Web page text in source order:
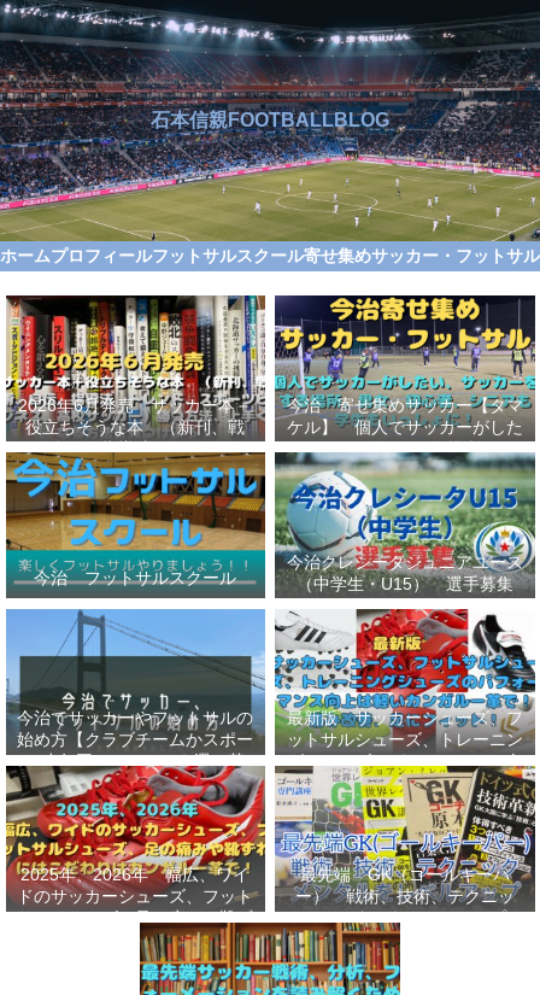
石本信親FOOTBALLBLOG
ホームプロフィールフットサルスクール寄せ集めサッカー・フット
2026年6月発売 サッカー本＋
役立ちそうな本 （新刊、戦
術、自伝、指導法、トレンド、
スポーツビジネス、高校サッカ
ー）勝つ方法、上手くなる方法
を見つけよう！
今治 寄せ集めサッカー【タマ
ケル】 個人でサッカーがした
い、サッカーをする場所、男
女、初心者、シニアも学生もい
っしょに！【タマケル】
今治 フットサルスクール
今治クレシータジュニアユース
（中学生・U15） 選手募集
今治でサッカーやフットサルの
始め方【クラブチームかスポー
ツ少年団かスクールを選ぶ基
準】小学生、幼児（年長・年
中）、サッカー
最新版 サッカーシューズ、フ
ットサルシューズ、トレーニン
グシューズのパフォーマンス向
上は軽いカンガルー革で！痛み
改善、足にフィット！
2025年、2026年 幅広、ワイ
ドのサッカーシューズ、フット
サルシューズ、足の痛みや靴ず
れにはこだわりはカンガルー革
で！
最先端 GK（ゴールキーパ
ー） 戦術、技術、テクニッ
ク、メンタルをレベルアップし
世界基準へ 練習メニューなど
選手、指導者おすすめ本 11
選